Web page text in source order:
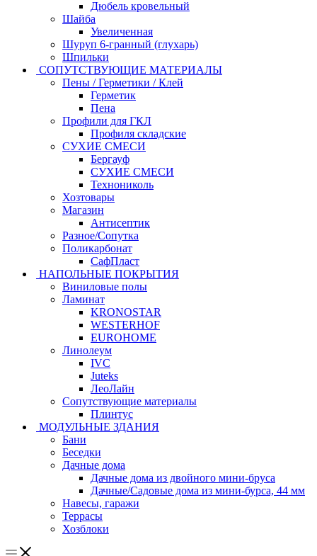
Дюбель кровельный
Шайба
Увеличенная
Шуруп 6-гранный (глухарь)
Шпильки
СОПУТСТВУЮЩИЕ МАТЕРИАЛЫ
Пены / Герметики / Клей
Герметик
Пена
Профили для ГКЛ
Профиля складские
СУХИЕ СМЕСИ
Бергауф
СУХИЕ СМЕСИ
Технониколь
Хозтовары
Магазин
Антисептик
Разное/Сопутка
Поликарбонат
СафПласт
НАПОЛЬНЫЕ ПОКРЫТИЯ
Виниловые полы
Ламинат
KRONOSTAR
WESTERHOF
EUROHOME
Линолеум
IVC
Juteks
ЛеоЛайн
Сопутствующие материалы
Плинтус
МОДУЛЬНЫЕ ЗДАНИЯ
Бани
Беседки
Дачные дома
Дачные дома из двойного мини-бруса
Дачные/Садовые дома из мини-бурса, 44 мм
Навесы, гаражи
Террасы
Хозблоки